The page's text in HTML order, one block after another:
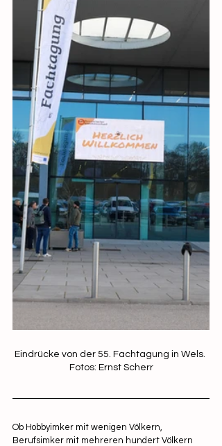
Eindrücke von der 55. Fachtagung in Wels.
Fotos: Ernst Scherr
Ob Hobbyimker mit wenigen Völkern,
Berufsimker mit mehreren hundert Völkern